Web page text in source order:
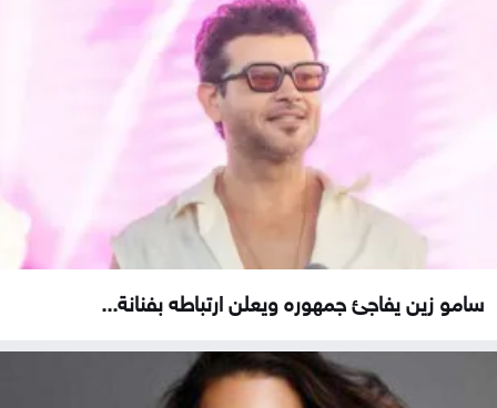
سامو زين يفاجئ جمهوره ويعلن ارتباطه بفنانة...